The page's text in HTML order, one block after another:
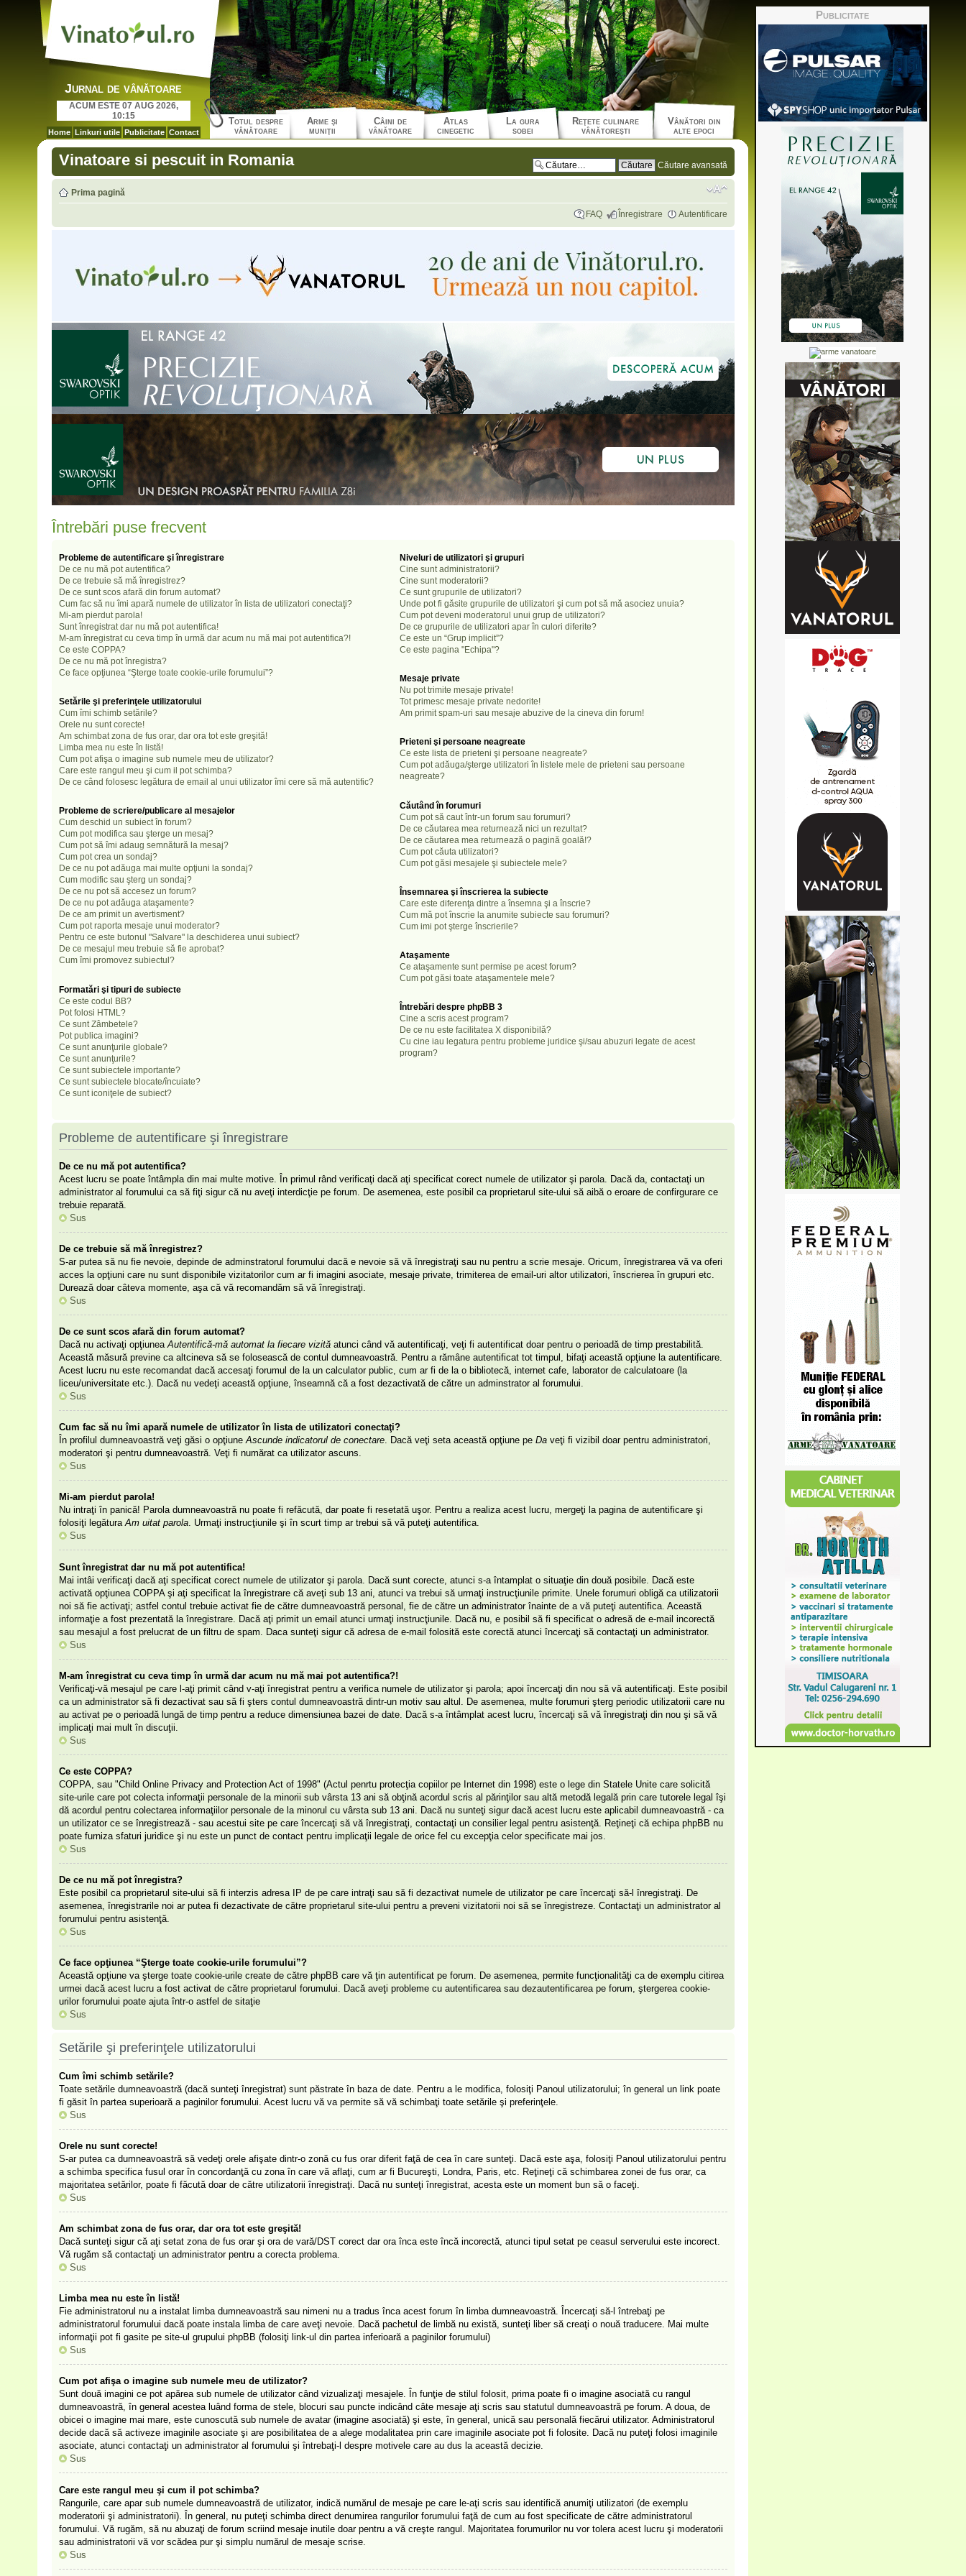
Jurnal de vânătoare
ACUM ESTE 07 AUG 2026,
10:15
Home Linkuri utile Publicitate Contact
Totul despre
vânătoare
Arme şi
muniţii
Câini de
vânătoare
Atlas
cinegetic
La gura
sobei
Reţete culinare
vânătoreşti
Vânători din
alte epoci
Vinatoare si pescuit in Romania Căutare avansată
Prima pagină
FAQ Înregistrare Autentificare
Întrebări puse frecvent
Probleme de autentificare şi înregistrare
De ce nu mă pot autentifica?
De ce trebuie să mă înregistrez?
De ce sunt scos afară din forum automat?
Cum fac să nu îmi apară numele de utilizator în lista de utilizatori conectaţi?
Mi-am pierdut parola!
Sunt înregistrat dar nu mă pot autentifica!
M-am înregistrat cu ceva timp în urmă dar acum nu mă mai pot autentifica?!
Ce este COPPA?
De ce nu mă pot înregistra?
Ce face opţiunea “Şterge toate cookie-urile forumului”?
Setările şi preferinţele utilizatorului
Cum îmi schimb setările?
Orele nu sunt corecte!
Am schimbat zona de fus orar, dar ora tot este greşită!
Limba mea nu este în listă!
Cum pot afişa o imagine sub numele meu de utilizator?
Care este rangul meu şi cum il pot schimba?
De ce când folosesc legătura de email al unui utilizator îmi cere să mă autentific?
Probleme de scriere/publicare al mesajelor
Cum deschid un subiect în forum?
Cum pot modifica sau şterge un mesaj?
Cum pot să îmi adaug semnătură la mesaj?
Cum pot crea un sondaj?
De ce nu pot adăuga mai multe opţiuni la sondaj?
Cum modific sau şterg un sondaj?
De ce nu pot să accesez un forum?
De ce nu pot adăuga ataşamente?
De ce am primit un avertisment?
Cum pot raporta mesaje unui moderator?
Pentru ce este butonul "Salvare" la deschiderea unui subiect?
De ce mesajul meu trebuie să fie aprobat?
Cum îmi promovez subiectul?
Formatări şi tipuri de subiecte
Ce este codul BB?
Pot folosi HTML?
Ce sunt Zâmbetele?
Pot publica imagini?
Ce sunt anunţurile globale?
Ce sunt anunţurile?
Ce sunt subiectele importante?
Ce sunt subiectele blocate/încuiate?
Ce sunt iconiţele de subiect?
Niveluri de utilizatori şi grupuri
Cine sunt administratorii?
Cine sunt moderatorii?
Ce sunt grupurile de utilizatori?
Unde pot fi găsite grupurile de utilizatori şi cum pot să mă asociez unuia?
Cum pot deveni moderatorul unui grup de utilizatori?
De ce grupurile de utilizatori apar în culori diferite?
Ce este un “Grup implicit”?
Ce este pagina "Echipa"?
Mesaje private
Nu pot trimite mesaje private!
Tot primesc mesaje private nedorite!
Am primit spam-uri sau mesaje abuzive de la cineva din forum!
Prieteni şi persoane neagreate
Ce este lista de prieteni şi persoane neagreate?
Cum pot adăuga/şterge utilizatori în listele mele de prieteni sau persoane
neagreate?
Căutând în forumuri
Cum pot să caut într-un forum sau forumuri?
De ce căutarea mea returnează nici un rezultat?
De ce căutarea mea returnează o pagină goală!?
Cum pot căuta utilizatori?
Cum pot găsi mesajele şi subiectele mele?
Însemnarea şi înscrierea la subiecte
Care este diferenţa dintre a însemna şi a înscrie?
Cum mă pot înscrie la anumite subiecte sau forumuri?
Cum imi pot şterge înscrierile?
Ataşamente
Ce ataşamente sunt permise pe acest forum?
Cum pot găsi toate ataşamentele mele?
Întrebări despre phpBB 3
Cine a scris acest program?
De ce nu este facilitatea X disponibilă?
Cu cine iau legatura pentru probleme juridice şi/sau abuzuri legate de acest
program?
Probleme de autentificare şi înregistrare
De ce nu mă pot autentifica?
Acest lucru se poate întâmpla din mai multe motive. În primul rând verificaţi dacă aţi specificat corect numele de utilizator şi parola. Dacă da, contactaţi un
administrator al forumului ca să fiţi sigur că nu aveţi interdicţie pe forum. De asemenea, este posibil ca proprietarul site-ului să aibă o eroare de confirgurare ce
trebuie reparată.
Sus
De ce trebuie să mă înregistrez?
S-ar putea să nu fie nevoie, depinde de adminstratorul forumului dacă e nevoie să vă înregistraţi sau nu pentru a scrie mesaje. Oricum, înregistrarea vă va oferi
acces la opţiuni care nu sunt disponibile vizitatorilor cum ar fi imagini asociate, mesaje private, trimiterea de email-uri altor utilizatori, înscrierea în grupuri etc.
Durează doar câteva momente, aşa că vă recomandăm să vă înregistraţi.
Sus
De ce sunt scos afară din forum automat?
Dacă nu activaţi opţiunea Autentifică-mă automat la fiecare vizităatunci când vă autentificaţi, veţi fi autentificat doar pentru o perioadă de timp prestabilită.
Această măsură previne ca altcineva să se folosească de contul dumneavoastră. Pentru a rămâne autentificat tot timpul, bifaţi această opţiune la autentificare.
Acest lucru nu este recomandat dacă accesaţi forumul de la un calculator public, cum ar fi de la o bibliotecă, internet cafe, laborator de calculatoare (la
liceu/universitate etc.). Dacă nu vedeţi această opţiune, înseamnă că a fost dezactivată de către un adminstrator al forumului.
Sus
Cum fac să nu îmi apară numele de utilizator în lista de utilizatori conectaţi?
În profilul dumneavoastră veţi găsi o opţiuneAscunde indicatorul de conectare. Dacă veţi seta această opţiune pe Daveţi fi vizibil doar pentru administratori,
moderatori şi pentru dumneavoastră. Veţi fi numărat ca utilizator ascuns.
Sus
Mi-am pierdut parola!
Nu intraţi în panică! Parola dumneavoastră nu poate fi refăcută, dar poate fi resetată uşor. Pentru a realiza acest lucru, mergeţi la pagina de autentificare şi
folosiţi legăturaAm uitat parola. Urmaţi instrucţiunile şi în scurt timp ar trebui să vă puteţi autentifica.
Sus
Sunt înregistrat dar nu mă pot autentifica!
Mai intâi verificaţi dacă aţi specificat corect numele de utilizator şi parola. Dacă sunt corecte, atunci s-a întamplat o situaţie din două posibile. Dacă este
activată opţiunea COPPA şi aţi specificat la înregistrare că aveţi sub 13 ani, atunci va trebui să urmaţi instrucţiunile primite. Unele forumuri obligă ca utilizatorii
noi să fie activaţi; astfel contul trebuie activat fie de către dumneavoastră personal, fie de către un administrator înainte de a vă puteţi autentifica. Această
informaţie a fost prezentată la înregistrare. Dacă aţi primit un email atunci urmaţi instrucţiunile. Dacă nu, e posibil să fi specificat o adresă de e-mail incorectă
sau mesajul a fost prelucrat de un filtru de spam. Daca sunteţi sigur că adresa de e-mail folosită este corectă atunci încercaţi să contactaţi un administrator.
Sus
M-am înregistrat cu ceva timp în urmă dar acum nu mă mai pot autentifica?!
Verificaţi-vă mesajul pe care l-aţi primit când v-aţi înregistrat pentru a verifica numele de utilizator şi parola; apoi încercaţi din nou să vă autentificaţi. Este posibil
ca un administrator să fi dezactivat sau să fi şters contul dumneavoastră dintr-un motiv sau altul. De asemenea, multe forumuri şterg periodic utilizatorii care nu
au activat pe o perioadă lungă de timp pentru a reduce dimensiunea bazei de date. Dacă s-a întâmplat acest lucru, încercaţi să vă înregistraţi din nou şi să vă
implicaţi mai mult în discuţii.
Sus
Ce este COPPA?
COPPA, sau "Child Online Privacy and Protection Act of 1998" (Actul penrtu protecţia copiilor pe Internet din 1998) este o lege din Statele Unite care solicită
site-urile care pot colecta informaţii personale de la minorii sub vârsta 13 ani să obţină acordul scris al părinţilor sau altă metodă legală prin care tutorele legal îşi
dă acordul pentru colectarea informaţiilor personale de la minorul cu vârsta sub 13 ani. Dacă nu sunteţi sigur dacă acest lucru este aplicabil dumneavoastră - ca
un utilizator ce se înregistrează - sau acestui site pe care încercaţi să vă înregistraţi, contactaţi un consilier legal pentru asistenţă. Reţineţi că echipa phpBB nu
poate furniza sfaturi juridice şi nu este un punct de contact pentru implicaţii legale de orice fel cu excepţia celor specificate mai jos.
Sus
De ce nu mă pot înregistra?
Este posibil ca proprietarul site-ului să fi interzis adresa IP de pe care intraţi sau să fi dezactivat numele de utilizator pe care încercaţi să-l înregistraţi. De
asemenea, înregistrarile noi ar putea fi dezactivate de către proprietarul site-ului pentru a preveni vizitatorii noi să se înregistreze. Contactaţi un administrator al
forumului pentru asistenţă.
Sus
Ce face opţiunea “Şterge toate cookie-urile forumului”?
Această opţiune va şterge toate cookie-urile create de către phpBB care vă ţin autentificat pe forum. De asemenea, permite funcţionalităţi ca de exemplu citirea
urmei dacă acest lucru a fost activat de către proprietarul forumului. Dacă aveţi probleme cu autentificarea sau dezautentificarea pe forum, ştergerea cookie-
urilor forumului poate ajuta într-o astfel de sitaţie
Sus
Setările şi preferinţele utilizatorului
Cum îmi schimb setările?
Toate setările dumneavoastră (dacă sunteţi înregistrat) sunt păstrate în baza de date. Pentru a le modifica, folosiţi Panoul utilizatorului; în general un link poate
fi găsit în partea superioară a paginilor forumului. Acest lucru vă va permite să vă schimbaţi toate setările şi preferinţele.
Sus
Orele nu sunt corecte!
S-ar putea ca dumneavoastră să vedeţi orele afişate dintr-o zonă cu fus orar diferit faţă de cea în care sunteţi. Dacă este aşa, folosiţi Panoul utilizatorului pentru
a schimba specifica fusul orar în concordanţă cu zona în care vă aflaţi, cum ar fi Bucureşti, Londra, Paris, etc. Reţineţi că schimbarea zonei de fus orar, ca
majoritatea setărilor, poate fi făcută doar de către utilizatorii înregistraţi. Dacă nu sunteţi înregistrat, acesta este un moment bun să o faceţi.
Sus
Am schimbat zona de fus orar, dar ora tot este greşită!
Dacă sunteţi sigur că aţi setat zona de fus orar şi ora de vară/DST corect dar ora înca este încă incorectă, atunci tipul setat pe ceasul serverului este incorect.
Vă rugăm să contactaţi un administrator pentru a corecta problema.
Sus
Limba mea nu este în listă!
Fie administratorul nu a instalat limba dumneavoastră sau nimeni nu a tradus înca acest forum în limba dumneavoastră. Încercaţi să-l întrebaţi pe
administratorul forumului dacă poate instala limba de care aveţi nevoie. Dacă pachetul de limbă nu există, sunteţi liber să creaţi o nouă traducere. Mai multe
informaţii pot fi gasite pe site-ul grupului phpBB (folosiţi link-ul din partea inferioară a paginilor forumului)
Sus
Cum pot afişa o imagine sub numele meu de utilizator?
Sunt două imagini ce pot apărea sub numele de utilizator când vizualizaţi mesajele. În funţie de stilul folosit, prima poate fi o imagine asociată cu rangul
dumneavoastră, în general acestea luând forma de stele, blocuri sau puncte indicând câte mesaje aţi scris sau statutul dumneavoastră pe forum. A doua, de
obicei o imagine mai mare, este cunoscută sub numele de avatar (imagine asociată) şi este, în general, unică sau personală fiecărui utilizator. Administratorul
decide dacă să activeze imaginile asociate şi are posibilitatea de a alege modalitatea prin care imaginile asociate pot fi folosite. Dacă nu puteţi folosi imaginile
asociate, atunci contactaţi un administrator al forumului şi întrebaţi-l despre motivele care au dus la această decizie.
Sus
Care este rangul meu şi cum il pot schimba?
Rangurile, care apar sub numele dumneavoastră de utilizator, indică numărul de mesaje pe care le-aţi scris sau identifică anumiţi utilizatori (de exemplu
moderatorii şi administratorii). În general, nu puteţi schimba direct denumirea rangurilor forumului faţă de cum au fost specificate de către administratorul
forumului. Vă rugăm, să nu abuzaţi de forum scriind mesaje inutile doar pentru a vă creşte rangul. Majoritatea forumurilor nu vor tolera acest lucru şi moderatorii
sau administratorii vă vor scădea pur şi simplu numărul de mesaje scrise.
Sus
Publicitate